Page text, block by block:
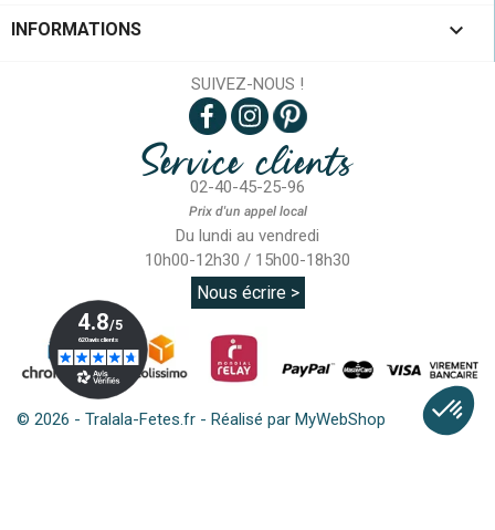
INFORMATIONS 
SUIVEZ-NOUS !
Service clients
02-40-45-25-96
Prix d'un appel local
Du lundi au vendredi
10h00-12h30 / 15h00-18h30
Nous écrire >
© 2026 - Tralala-Fetes.fr - Réalisé par MyWebShop